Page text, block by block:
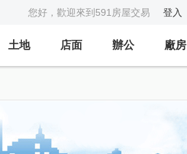
您好，歡迎來到591房屋交易 登入
土地 店面 辦公 廠房